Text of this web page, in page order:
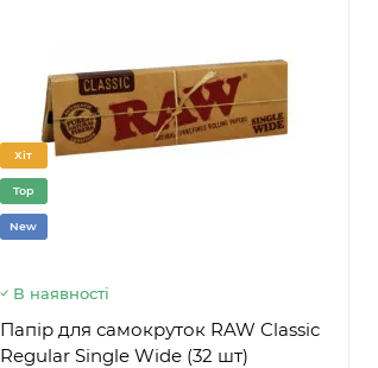
Хіт
Top
New
В наявності
Папір для самокруток RAW Classic
Regular Single Wide (32 шт)